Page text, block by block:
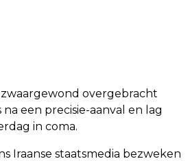
overgebracht
een precisie-aanval en lag
in coma.
Iraanse staatsmedia bezweken